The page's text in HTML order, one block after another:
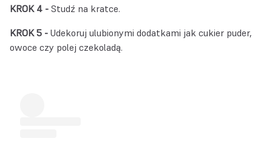
KROK 4 - Studź na kratce.
KROK 5 - Udekoruj ulubionymi dodatkami jak cukier puder,
owoce czy polej czekoladą.